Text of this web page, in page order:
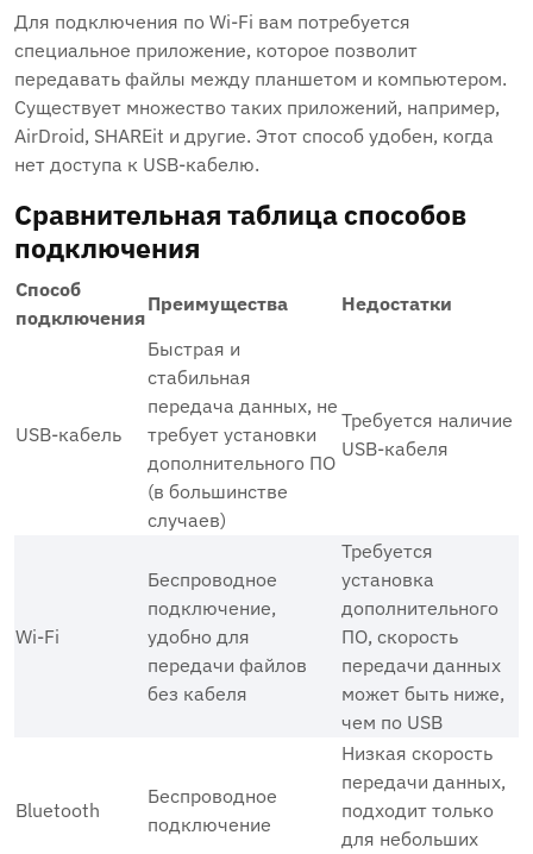
Для подключения по Wi-Fi вам потребуется
специальное приложение, которое позволит
передавать файлы между планшетом и компьютером.
Существует множество таких приложений, например,
AirDroid, SHAREit и другие. Этот способ удобен, когда
нет доступа к USB-кабелю.
Сравнительная таблица способов
подключения
Способ
подключения
Преимущества Недостатки
USB-кабель
Быстрая и
стабильная
передача данных, не
требует установки
дополнительного ПО
(в большинстве
случаев)
Требуется наличие
USB-кабеля
Wi-Fi
Беспроводное
подключение,
удобно для
передачи файлов
без кабеля
Требуется
установка
дополнительного
ПО, скорость
передачи данных
может быть ниже,
чем по USB
Bluetooth
Беспроводное
подключение
Низкая скорость
передачи данных,
подходит только
для небольших